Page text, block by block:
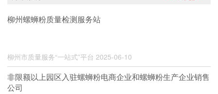
柳州螺蛳粉质量检测服务站
柳州市质量服务“一站式”平台 2025-06-10
非限额以上园区入驻螺蛳粉电商企业和螺蛳粉生产企业销售
公司